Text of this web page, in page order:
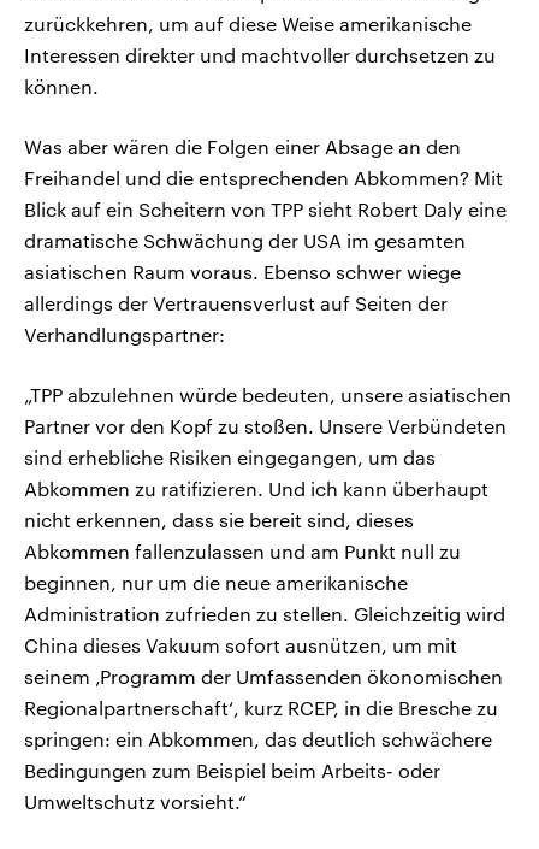
zurückkehren, um auf diese Weise amerikanische
Interessen direkter und machtvoller durchsetzen zu
können.
Was aber wären die Folgen einer Absage an den
Freihandel und die entsprechenden Abkommen? Mit
Blick auf ein Scheitern von TPP sieht Robert Daly eine
dramatische Schwächung der USA im gesamten
asiatischen Raum voraus. Ebenso schwer wiege
allerdings der Vertrauensverlust auf Seiten der
Verhandlungspartner:
„TPP abzulehnen würde bedeuten, unsere asiatischen
Partner vor den Kopf zu stoßen. Unsere Verbündeten
sind erhebliche Risiken eingegangen, um das
Abkommen zu ratifizieren. Und ich kann überhaupt
nicht erkennen, dass sie bereit sind, dieses
Abkommen fallenzulassen und am Punkt null zu
beginnen, nur um die neue amerikanische
Administration zufrieden zu stellen. Gleichzeitig wird
China dieses Vakuum sofort ausnützen, um mit
seinem ‚Programm der Umfassenden ökonomischen
Regionalpartnerschaft‘, kurz RCEP, in die Bresche zu
springen: ein Abkommen, das deutlich schwächere
Bedingungen zum Beispiel beim Arbeits- oder
Umweltschutz vorsieht.“